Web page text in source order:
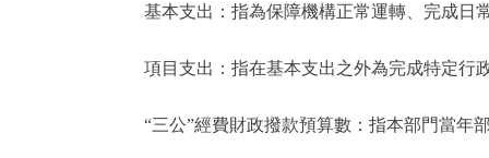
基本支出：指為保障機構正常運轉、完成日
項目支出：指在基本支出之外為完成特定行
“三公”經費財政撥款預算數：指本部門當年部